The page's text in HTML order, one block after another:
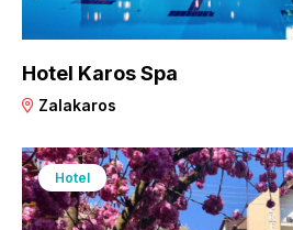
Hotel Karos Spa
Zalakaros
Hotel